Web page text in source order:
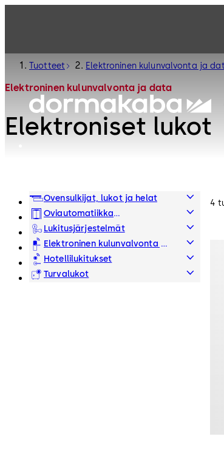
Tuotteet Elektroninen kulunvalvonta ja
Elektroninen kulunvalvonta ja data
Elektroniset lukot
Ovensulkijat, lukot ja helat
Oviautomatiikka
Henkilöportit
Lukitusjärjestelmät
Elektroninen kulunvalvonta ja
data
Hotellilukitukset
Turvalukot
4